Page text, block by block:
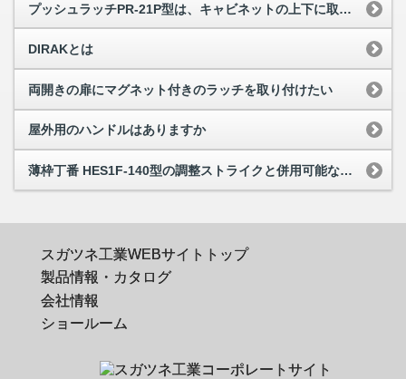
プッシュラッチPR-21P型は、キャビネットの上下に取り付けられますか
DIRAKとは
両開きの扉にマグネット付きのラッチを取り付けたい
屋外用のハンドルはありますか
薄枠丁番 HES1F-140型の調整ストライクと併用可能なレバーハンドルが知りたい
スガツネ工業WEBサイトトップ
製品情報・カタログ
会社情報
ショールーム